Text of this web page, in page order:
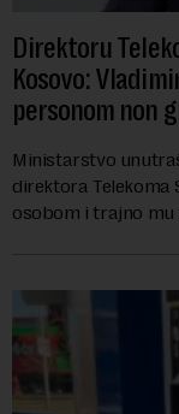
Direktoru
Kosovo:
personom non
Ministarstvo
direktora Telekoma
osobom i trajno